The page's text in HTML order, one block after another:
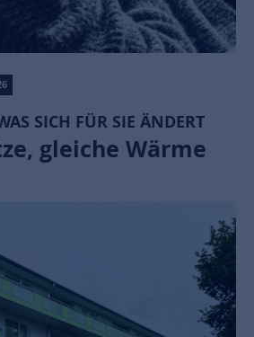
SICH FÜR SIE ÄNDERT
gleiche Wärme